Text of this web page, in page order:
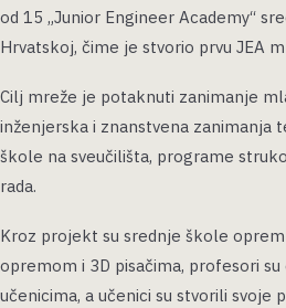
od 15 „Junior Engineer Academy“
Hrvatskoj, čime je stvorio prvu JEA
Cilj mreže je potaknuti zanimanje
inženjerska i znanstvena zanimanja
škole na sveučilišta, programe
rada.
Kroz projekt su srednje škole
opremom i 3D pisačima, profesori su
učenicima, a učenici su stvorili svoje